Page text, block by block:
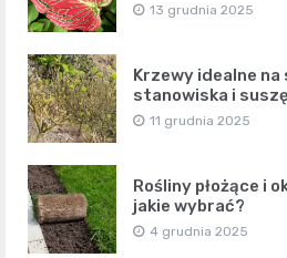
13 grudnia 2025
Krzewy idealne na
stanowiska i suszę
11 grudnia 2025
Rośliny płożące i
jakie wybrać?
4 grudnia 2025